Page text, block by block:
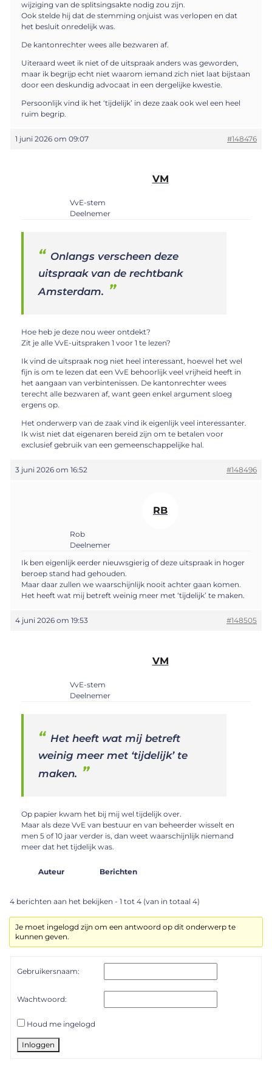
wijziging van de splitsingsakte nodig zou zijn.
Ook stelde hij dat de stemming onjuist was verlopen en dat
het besluit onredelijk was.
De kantonrechter wees alle bezwaren af.
Uiteraard weet ik niet of de uitspraak anders was geworden,
maar ik begrijp echt niet waarom iemand zich niet laat bijstaan
door een deskundig advocaat in een dergelijke kwestie.
Persoonlijk vind ik het ‘tijdelijk’ in deze zaak ook wel een heel
ruim begrip.
1 juni 2026 om 09:07 #148476
VM
VvE-stem
Deelnemer
Onlangs verscheen deze
uitspraak van de rechtbank
Amsterdam.
Hoe heb je deze nou weer ontdekt?
Zit je alle VvE-uitspraken 1 voor 1 te lezen?
Ik vind de uitspraak nog niet heel interessant, hoewel het wel
fijn is om te lezen dat een VvE behoorlijk veel vrijheid heeft in
het aangaan van verbintenissen. De kantonrechter wees
terecht alle bezwaren af, want geen enkel argument sloeg
ergens op.
Het onderwerp van de zaak vind ik eigenlijk veel interessanter.
Ik wist niet dat eigenaren bereid zijn om te betalen voor
exclusief gebruik van een gemeenschappelijke hal.
3 juni 2026 om 16:52 #148496
RB
Rob
Deelnemer
Ik ben eigenlijk eerder nieuwsgierig of deze uitspraak in hoger
beroep stand had gehouden.
Maar daar zullen we waarschijnlijk nooit achter gaan komen.
Het heeft wat mij betreft weinig meer met ‘tijdelijk’ te maken.
4 juni 2026 om 19:53 #148505
VM
VvE-stem
Deelnemer
Het heeft wat mij betreft
weinig meer met ‘tijdelijk’ te
maken.
Op papier kwam het bij mij wel tijdelijk over.
Maar als deze VvE van bestuur en van beheerder wisselt en
men 5 of 10 jaar verder is, dan weet waarschijnlijk niemand
meer dat het tijdelijk was.
Auteur Berichten
4 berichten aan het bekijken - 1 tot 4 (van in totaal 4)
Je moet ingelogd zijn om een antwoord op dit onderwerp te
kunnen geven.
Gebruikersnaam:
Wachtwoord:
Houd me ingelogd
Inloggen